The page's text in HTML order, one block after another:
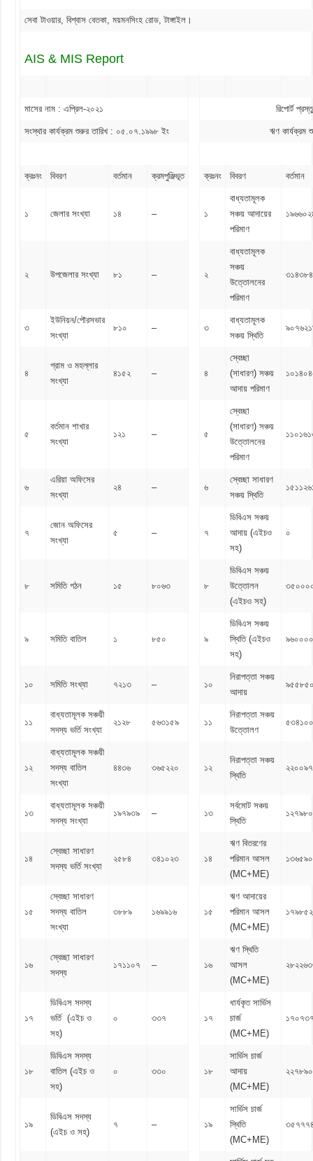
সেবা টাওয়ার, বিশ্বাস বেতকা, ময়মনসিংহ রোড, টাঙ্গাইল।
AIS & MIS Report
মাসের নাম : এপ্রিল-২০২১ রিপোর্ট
সংস্থার কার্যক্রম শুরুর তারিখ : ০৫.০৭.১৯৯৮ ইং ঋণ কার্যক্রম
ক্রঃনং বিবরণ বর্তমান ক্রমপুঞ্জিভূত ক্রঃনং বিবরণ বর্তমান
১ জেলার সংখ্যা ১৪ – ১
বাধ্যতামূলক
সঞ্চয় আদায়ের
পরিমাণ
২ উপজেলার সংখ্যা ৮১ – ২
বাধ্যতামূলক
সঞ্চয়
উত্তোলনের
পরিমাণ
৩
ইউনিয়ন/পৌরসভার
সংখ্যা
৮১০ – ৩
বাধ্যতামূলক
সঞ্চয় স্থিতি
৪
গ্রাম ও মহল্লার
সংখ্যা
৪১৫২ – ৪
স্বেচ্ছা
(সাধারণ) সঞ্চয়
আদায় পরিমাণ
৫
বর্তমান শাখার
সংখ্যা
১২১ – ৫
স্বেচ্ছা
(সাধারণ) সঞ্চয়
উত্তোলনের
পরিমাণ
৬
এরিয়া অফিসের
সংখ্যা
২৪ – ৬
স্বেচ্ছা সাধারণ
সঞ্চয় স্থিতি
৭
জোন অফিসের
সংখ্যা
৫ – ৭
ডিবিএস সঞ্চয়
আদায় (এইচও
সহ)
০
৮ সমিতি গঠন ১৫ ৮০৬৩ ৮
ডিবিএস সঞ্চয়
উত্তোলন
(এইচও সহ)
৯ সমিতি বাতিল ১ ৮৫০ ৯
ডিবিএস সঞ্চয়
স্থিতি (এইচও
সহ)
৯৬০০০০
১০ সমিতি সংখ্যা ৭২১৩ – ১০
নিরাপত্তা সঞ্চয়
আদায়
১১
বাধ্যতামূলক সঞ্চয়ী
সদস্য ভর্তি সংখ্যা
২১২৮ ৫৬৩১৫৯ ১১
নিরাপত্তা সঞ্চয়
উত্তোলণ
১২
বাধ্যতামূলক সঞ্চয়ী
সদস্য বাতিল
সংখ্যা
৪৪৩৬ ৩৬৫২২০ ১২
নিরাপত্তা সঞ্চয়
স্থিতি
১৩
বাধ্যতামূলক সঞ্চয়ী
সদস্য সংখ্যা
১৯৭৯৩৯ – ১৩
সর্বমোট সঞ্চয়
স্থিতি
১৪
স্বেচ্ছা সাধারণ
সদস্য ভর্তি সংখ্যা
২৫৮৪ ৩৪১০২৩ ১৪
ঋণ বিতরণের
পরিমান আসল
(MC+ME)
১৫
স্বেচ্ছা সাধারণ
সদস্য বাতিল
সংখ্যা
৩৮৮৯ ১৬৯৯১৬ ১৫
ঋণ আদায়ের
পরিমান আসল
(MC+ME)
১৬
স্বেচ্ছা সাধারণ
সদস্য
১৭১১০৭ – ১৬
ঋণ স্থিতি
আসল
(MC+ME)
১৭
ডিবিএস সদস্য
ভর্তি (এইচ ও
সহ)
০ ৩৩৭ ১৭
ধার্যকৃত সার্ভিস
চার্জ
(MC+ME)
১৮
ডিবিএস সদস্য
বাতিল (এইচ ও
সহ)
০ ৩৩০ ১৮
সার্ভিস চার্জ
আদায়
(MC+ME)
১৯
ডিবিএস সদস্য
(এইচ ও সহ)
৭ – ১৯
সার্ভিস চার্জ
স্থিতি
(MC+ME)